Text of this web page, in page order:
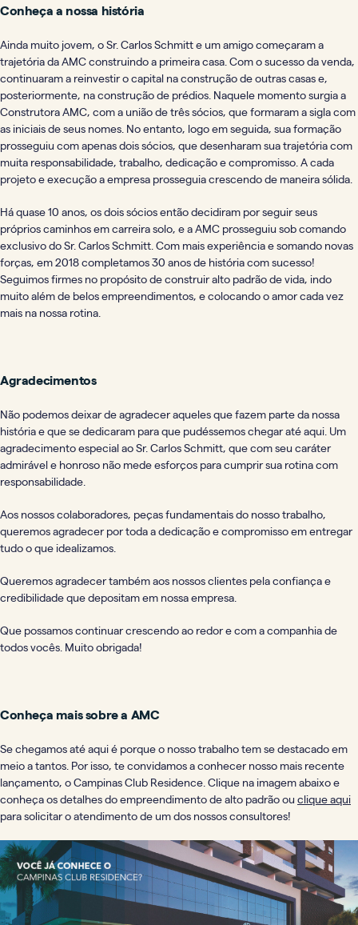
Conheça a nossa história
Ainda muito jovem, o Sr. Carlos Schmitt e um amigo começaram a
trajetória da AMC construindo a primeira casa. Com o sucesso da venda,
continuaram a reinvestir o capital na construção de outras casas e,
posteriormente, na construção de prédios. Naquele momento surgia a
Construtora AMC, com a união de três sócios, que formaram a sigla com
as iniciais de seus nomes. No entanto, logo em seguida, sua formação
prosseguiu com apenas dois sócios, que desenharam sua trajetória com
muita responsabilidade, trabalho, dedicação e compromisso. A cada
projeto e execução a empresa prosseguia crescendo de maneira sólida.
Há quase 10 anos, os dois sócios então decidiram por seguir seus
próprios caminhos em carreira solo, e a AMC prosseguiu sob comando
exclusivo do Sr. Carlos Schmitt. Com mais experiência e somando novas
forças, em 2018 completamos 30 anos de história com sucesso!
Seguimos firmes no propósito de construir alto padrão de vida, indo
muito além de belos empreendimentos, e colocando o amor cada vez
mais na nossa rotina.
Agradecimentos
Não podemos deixar de agradecer aqueles que fazem parte da nossa
história e que se dedicaram para que pudéssemos chegar até aqui. Um
agradecimento especial ao Sr. Carlos Schmitt, que com seu caráter
admirável e honroso não mede esforços para cumprir sua rotina com
responsabilidade.
Aos nossos colaboradores, peças fundamentais do nosso trabalho,
queremos agradecer por toda a dedicação e compromisso em entregar
tudo o que idealizamos.
Queremos agradecer também aos nossos clientes pela confiança e
credibilidade que depositam em nossa empresa.
Que possamos continuar crescendo ao redor e com a companhia de
todos vocês. Muito obrigada!
Conheça mais sobre a AMC
Se chegamos até aqui é porque o nosso trabalho tem se destacado em
meio a tantos. Por isso, te convidamos a conhecer nosso mais recente
lançamento, o Campinas Club Residence. Clique na imagem abaixo e
conheça os detalhes do empreendimento de alto padrão ou clique aqui
para solicitar o atendimento de um dos nossos consultores!